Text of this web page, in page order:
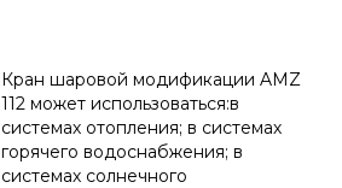
Кран шаровой модификации AMZ
112 может использоваться:в
системах отопления; в системах
горячего водоснабжения; в
системах солнечного